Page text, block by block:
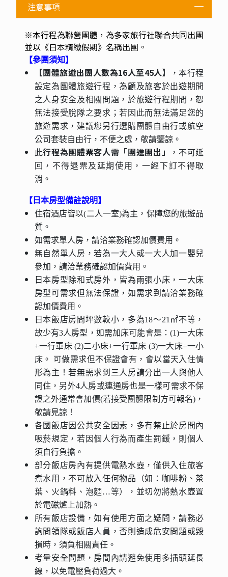
注意事項
※本行程為聯營團體，為多家旅行社聯合共同出團
並以《日本精緻假期》名稱出團。
【參團須知】
【團體旅遊出團人數為16人至45人】
，本行程
設定為團體旅遊行程，為顧及旅客於出遊期間
之人身安全及相關問題，於旅遊行程期間，恕
無法接受脫隊之要求；若因此而無法滿足您的
旅遊需求，建議您另行選購團體自由行或航空
公司套裝自由行，不便之處，敬請鑒諒。
此行程為團體票客人需「團進團出」
，不可延
回，不得退票及延期使用，一經下訂不得取
消。
【日本房型備註說明】
住宿酒店皆以(二人一室)為主，保障您的旅遊品
質。
如需求單人房，請洽業務確認加價費用。
無自然單人房，若為一大人或一大人加一嬰兒
參加，請洽業務確認加價費用。
日本房型除和式房外，皆為兩張小床，一大床
房型可需求但無法保證，如需求到請洽業務確
認加價費用。
日本飯店房間坪數較小，多為18～21㎡不等，
故少有3人房型，如需加床可能會是：(1)一大床
+一行軍床 (2)二小床+一行軍床 (3)一大床+一小
床。 可做需求但不保證會有，會以當天入住情
形為主！若無需求到三人房請分出一人與他人
同住，另外4人房或連通房也是一樣可需求不保
證之外通常會加價(若接受團體限制方可報名)，
敬請見諒！
各國飯店因公共安全因素，多有禁止於房間內
吸菸規定，若因個人行為而產生罰鍰，則個人
須自行負擔。
部分飯店房內有提供電熱水壺，僅供入住旅客
煮水用，不可放入任何物品（如：咖啡粉、茶
葉、火鍋料、泡麵…等），並切勿將熱水壺置
於電磁爐上加熱。
所有飯店設備，如有使用方面之疑問，請務必
詢問領隊或飯店人員，否則造成危安問題或毀
損時，須負相關責任。
考量安全問題，房間內請避免使用多插頭延長
線，以免電壓負荷過大。